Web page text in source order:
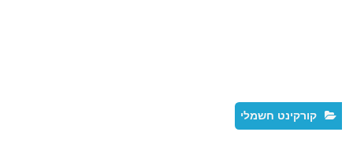
קורקינט חשמלי